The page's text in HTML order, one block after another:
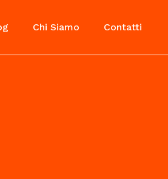
Chi Siamo Contatti